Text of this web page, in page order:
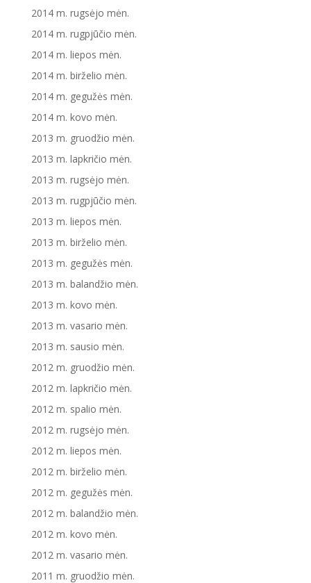
2014 m. rugsėjo mėn.
2014 m. rugpjūčio mėn.
2014 m. liepos mėn.
2014 m. birželio mėn.
2014 m. gegužės mėn.
2014 m. kovo mėn.
2013 m. gruodžio mėn.
2013 m. lapkričio mėn.
2013 m. rugsėjo mėn.
2013 m. rugpjūčio mėn.
2013 m. liepos mėn.
2013 m. birželio mėn.
2013 m. gegužės mėn.
2013 m. balandžio mėn.
2013 m. kovo mėn.
2013 m. vasario mėn.
2013 m. sausio mėn.
2012 m. gruodžio mėn.
2012 m. lapkričio mėn.
2012 m. spalio mėn.
2012 m. rugsėjo mėn.
2012 m. liepos mėn.
2012 m. birželio mėn.
2012 m. gegužės mėn.
2012 m. balandžio mėn.
2012 m. kovo mėn.
2012 m. vasario mėn.
2011 m. gruodžio mėn.